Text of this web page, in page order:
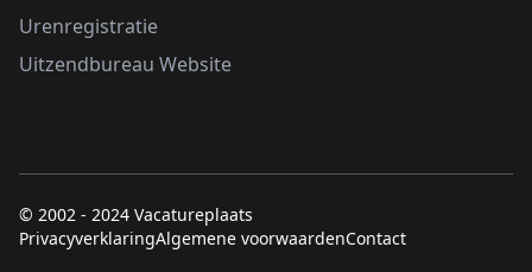
Urenregistratie
Uitzendbureau Website
© 2002 - 2024 Vacatureplaats
PrivacyverklaringAlgemene voorwaardenContact